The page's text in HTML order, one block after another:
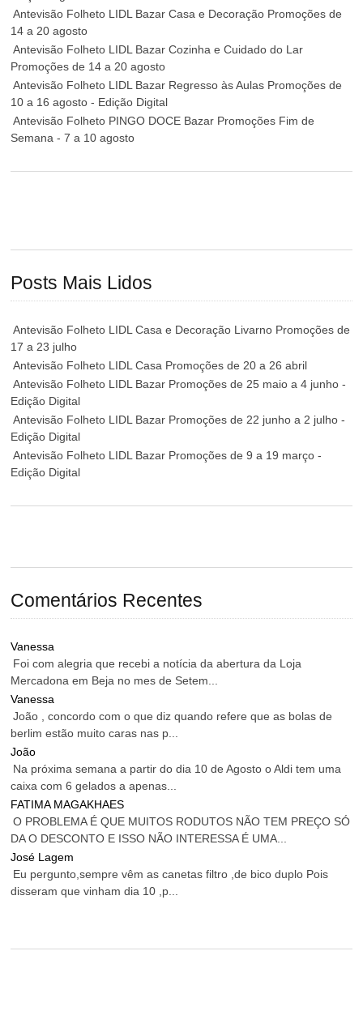
Antevisão Folheto LIDL Bazar Casa e Decoração Promoções de
14 a 20 agosto
Antevisão Folheto LIDL Bazar Cozinha e Cuidado do Lar
Promoções de 14 a 20 agosto
Antevisão Folheto LIDL Bazar Regresso às Aulas Promoções de
10 a 16 agosto - Edição Digital
Antevisão Folheto PINGO DOCE Bazar Promoções Fim de
Semana - 7 a 10 agosto
Posts Mais Lidos
Antevisão Folheto LIDL Casa e Decoração Livarno Promoções de
17 a 23 julho
Antevisão Folheto LIDL Casa Promoções de 20 a 26 abril
Antevisão Folheto LIDL Bazar Promoções de 25 maio a 4 junho -
Edição Digital
Antevisão Folheto LIDL Bazar Promoções de 22 junho a 2 julho -
Edição Digital
Antevisão Folheto LIDL Bazar Promoções de 9 a 19 março -
Edição Digital
Comentários Recentes
Vanessa
Foi com alegria que recebi a notícia da abertura da Loja
Mercadona em Beja no mes de Setem...
Vanessa
João , concordo com o que diz quando refere que as bolas de
berlim estão muito caras nas p...
João
Na próxima semana a partir do dia 10 de Agosto o Aldi tem uma
caixa com 6 gelados a apenas...
FATIMA MAGAKHAES
O PROBLEMA É QUE MUITOS RODUTOS NÃO TEM PREÇO SÓ
DA O DESCONTO E ISSO NÃO INTERESSA É UMA...
José Lagem
Eu pergunto,sempre vêm as canetas filtro ,de bico duplo Pois
disseram que vinham dia 10 ,p...